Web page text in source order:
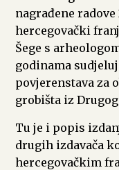
nagrađene radove
hercegovački
Šege s
godinama
povjerenstava za
grobišta iz
Tu je i popis
drugih izdavača
hercegovačkim